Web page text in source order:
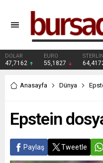
DOLAR
47,7162
EURO
55,1827
STERLİN
Anasayfa Dünya
Epstein
Paylaş Tweetle